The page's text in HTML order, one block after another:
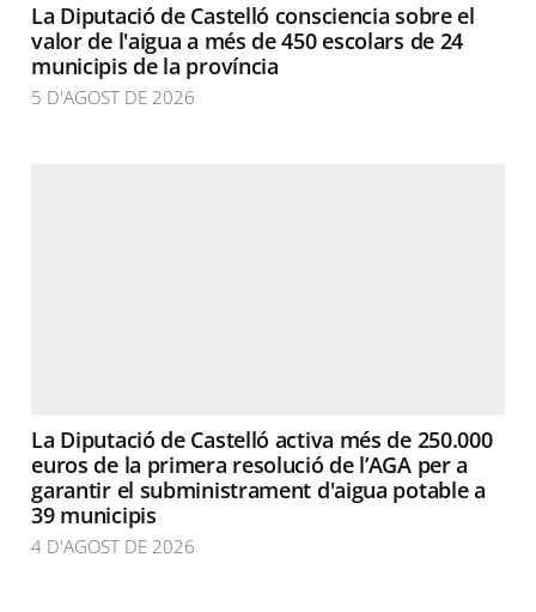
La Diputació de Castelló consciencia sobre el
valor de l'aigua a més de 450 escolars de 24
municipis de la província
5 D'AGOST DE 2026
La Diputació de Castelló activa més de 250.000
euros de la primera resolució de l’AGA per a
garantir el subministrament d'aigua potable a
39 municipis
4 D'AGOST DE 2026